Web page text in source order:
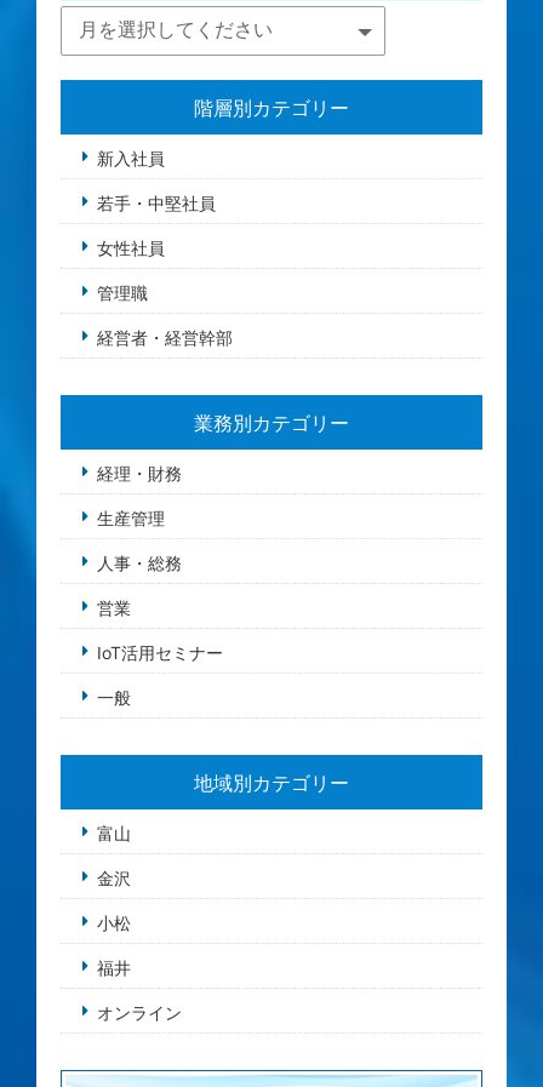
階層別カテゴリー
新入社員
若手・中堅社員
女性社員
管理職
経営者・経営幹部
業務別カテゴリー
経理・財務
生産管理
人事・総務
営業
IoT活用セミナー
一般
地域別カテゴリー
富山
金沢
小松
福井
オンライン